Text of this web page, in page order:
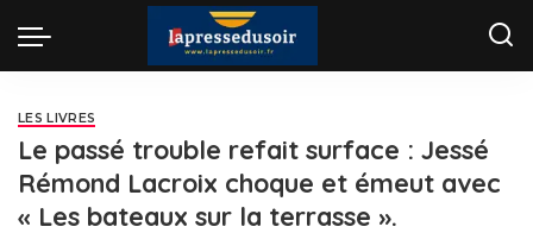
LES LIVRES
Le passé trouble refait surface : Jessé
Rémond Lacroix choque et émeut avec
« Les bateaux sur la terrasse ».